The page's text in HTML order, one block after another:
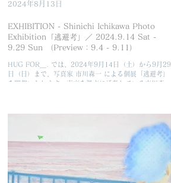
Ayako H
EXHIBITION - Shinichi Ichikawa Photo
Exhibition「逃避考」／ 2024.9.14 Sat -
9.29 Sun （Preview：9.4 - 9.11）
HUG FOR＿. では、2024年9月14日（土）から9月29
日（日）まで、写真家 市川森一 による個展「逃避考」
を開催いたします。東京を拠点に活動している市川森一
2024年8月13日